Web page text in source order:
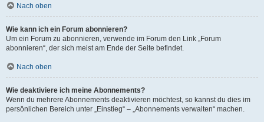
Nach oben
Wie kann ich ein Forum abonnieren?
Um ein Forum zu abonnieren, verwende im Forum den Link „Forum
abonnieren“, der sich meist am Ende der Seite befindet.
Nach oben
Wie deaktiviere ich meine Abonnements?
Wenn du mehrere Abonnements deaktivieren möchtest, so kannst du dies im
persönlichen Bereich unter „Einstieg“ – „Abonnements verwalten“ machen.